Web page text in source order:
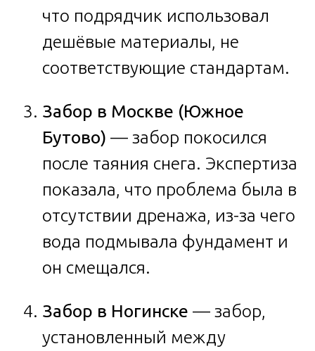
что подрядчик использовал
дешёвые материалы, не
соответствующие стандартам.
Забор в Москве (Южное
Бутово) — забор покосился
после таяния снега. Экспертиза
показала, что проблема была в
отсутствии дренажа, из-за чего
вода подмывала фундамент и
он смещался.
Забор в Ногинске — забор,
установленный между